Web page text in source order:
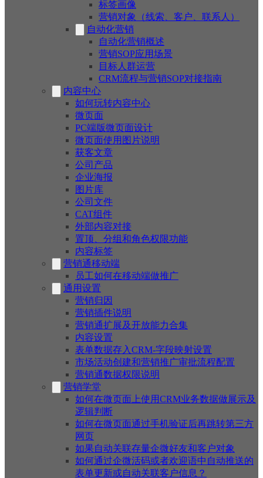
标签画像
营销对象（线索、客户、联系人）
自动化营销
自动化营销概述
营销SOP应用场景
目标人群运营
CRM流程与营销SOP对接指南
内容中心
如何玩转内容中心
微页面
PC端版微页面设计
微页面使用图片说明
获客文章
公司产品
企业海报
图片库
公司文件
CAT组件
外部内容对接
置顶、分组和角色权限功能
内容标签
营销通移动端
员工如何在移动端做推广
通用设置
营销归因
营销插件说明
营销通扩展及开放能力合集
内容设置
表单数据存入CRM-字段映射设置
市场活动创建和营销推广审批流程配置
营销通数据权限说明
营销学堂
如何在微页面上使用CRM业务数据做展示及
逻辑判断
如何在微页面通过手机验证后再跳转第三方
网页
如果自动关联存量企微好友和客户对象
如何通过企微活码或者欢迎语中自动推送的
表单更新或自动关联客户信息？